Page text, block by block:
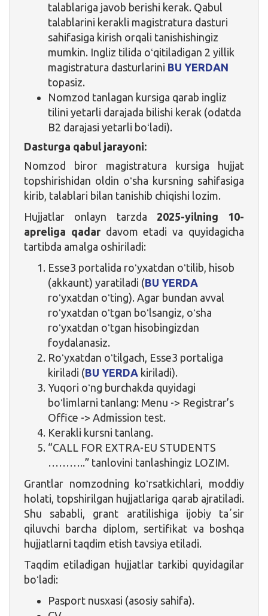
talablariga javob berishi kerak. Qabul
talablarini kerakli magistratura dasturi
sahifasiga kirish orqali tanishishingiz
mumkin. Ingliz tilida oʻqitiladigan 2 yillik
magistratura dasturlarini BU YERDAN
topasiz.
Nomzod tanlagan kursiga qarab ingliz
tilini yetarli darajada bilishi kerak (odatda
B2 darajasi yetarli boʻladi).
Dasturga qabul jarayoni:
Nomzod biror magistratura kursiga hujjat
topshirishidan oldin oʻsha kursning sahifasiga
kirib, talablari bilan tanishib chiqishi lozim.
Hujjatlar onlayn tarzda 2025-yilning 10-
apreliga qadardavom etadi va quyidagicha
tartibda amalga oshiriladi:
Esse3 portalida roʻyxatdan oʻtilib, hisob
(akkaunt) yaratiladi (BU YERDA
roʻyxatdan oʻting). Agar bundan avval
roʻyxatdan oʻtgan boʻlsangiz, oʻsha
roʻyxatdan oʻtgan hisobingizdan
foydalanasiz.
Roʻyxatdan oʻtilgach, Esse3 portaliga
kiriladi (BU YERDA kiriladi).
Yuqori oʻng burchakda quyidagi
boʻlimlarni tanlang: Menu -> Registrar’s
Office -> Admission test.
Kerakli kursni tanlang.
“CALL FOR EXTRA-EU STUDENTS
………..” tanlovini tanlashingiz LOZIM.
Grantlar nomzodning koʻrsatkichlari, moddiy
holati, topshirilgan hujjatlariga qarab ajratiladi.
Shu sababli, grant aratilishiga ijobiy taʼsir
qiluvchi barcha diplom, sertifikat va boshqa
hujjatlarni taqdim etish tavsiya etiladi.
Taqdim etiladigan hujjatlar tarkibi quyidagilar
boʻladi:
Pasport nusxasi (asosiy sahifa).